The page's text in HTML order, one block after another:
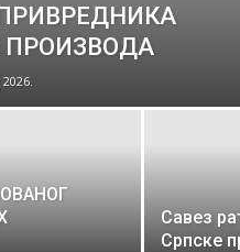
ПРОИЗВОДА
Савез
Српске